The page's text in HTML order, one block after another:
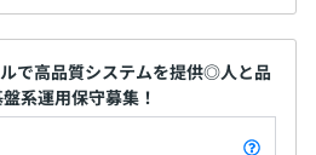
で高品質システムを提供◎人と品
系運用保守募集！